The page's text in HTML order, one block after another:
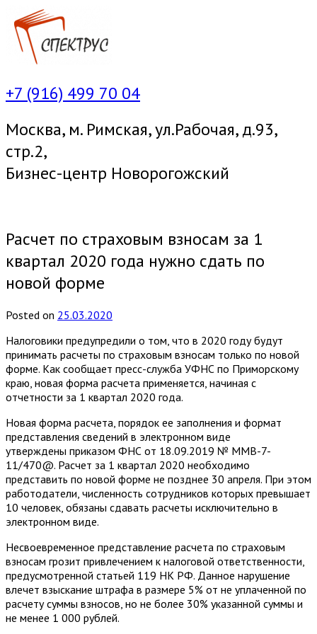
+7 (916) 499 70 04
Москва, м. Римская, ул.Рабочая, д.93,
стр.2,
Бизнес-центр Новорогожский
Расчет по страховым взносам за 1
квартал 2020 года нужно сдать по
новой форме
Posted on 25.03.2020
Налоговики предупредили о том, что в 2020 году будут
принимать расчеты по страховым взносам только по новой
форме. Как сообщает пресс-служба УФНС по Приморскому
краю, новая форма расчета применяется, начиная с
отчетности за 1 квартал 2020 года.
Новая форма расчета, порядок ее заполнения и формат
представления сведений в электронном виде
утверждены приказом ФНС от 18.09.2019 № ММВ-7-
11/470@. Расчет за 1 квартал 2020 необходимо
представить по новой форме не позднее 30 апреля. При этом
работодатели, численность сотрудников которых превышает
10 человек, обязаны сдавать расчеты исключительно в
электронном виде.
Несвоевременное представление расчета по страховым
взносам грозит привлечением к налоговой ответственности,
предусмотренной статьей 119 НК РФ. Данное нарушение
влечет взыскание штрафа в размере 5% от не уплаченной по
расчету суммы взносов, но не более 30% указанной суммы и
не менее 1 000 рублей.